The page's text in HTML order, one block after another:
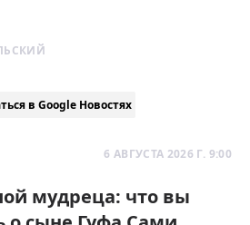
в Google Новостях
6 АВГУСТА 2026 Г. 9:00
мудреца: что вы